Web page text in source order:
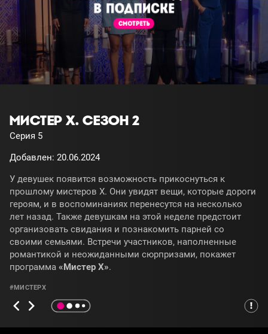
МИСТЕР Х. СЕЗОН 2
Серия 5
Добавлен: 20.06.2024
У девушек появится возможность прикоснуться к
прошлому мистеров X. Они увидят вещи, которые дороги
героям, и в воспоминаниях перенесутся на несколько
лет назад. Также девушкам на этой неделе предстоит
организовать свидания и познакомить парней со
своими семьями. Встречи участников, наполненные
романтикой и неожиданными сюрпризами, покажет
программа «Мистер X».
#МИСТЕРХ